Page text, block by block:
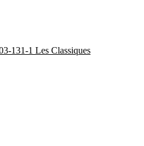
131-1 Les Classiques